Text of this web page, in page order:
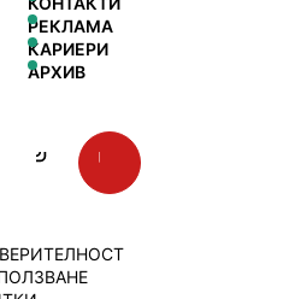
РЕКЛАМА
КАРИЕРИ
АРХИВ